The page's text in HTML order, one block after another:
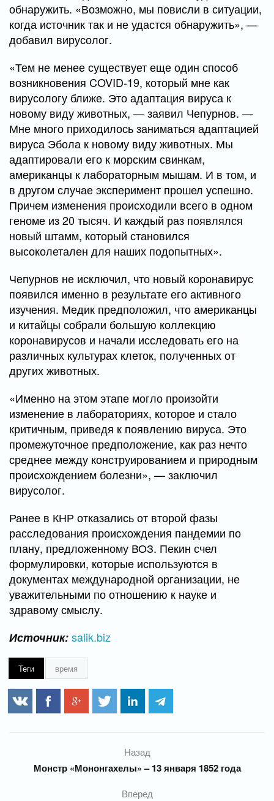
обнаружить. «Возможно, мы повисли в ситуации,
когда источник так и не удастся обнаружить», —
добавил вирусолог.
«Тем не менее существует еще один способ
возникновения COVID-19, который мне как
вирусологу ближе. Это адаптация вируса к
новому виду животных, — заявил Чепурнов. —
Мне много приходилось заниматься адаптацией
вируса Эбола к новому виду животных. Мы
адаптировали его к морским свинкам,
американцы к лабораторным мышам. И в том, и
в другом случае эксперимент прошел успешно.
Причем изменения происходили всего в одном
геноме из 20 тысяч. И каждый раз появлялся
новый штамм, который становился
высоколетален для наших подопытных».
Чепурнов не исключил, что новый коронавирус
появился именно в результате его активного
изучения. Медик предположил, что американцы
и китайцы собрали большую коллекцию
коронавирусов и начали исследовать его на
различных культурах клеток, полученных от
других животных.
«Именно на этом этапе могло произойти
изменение в лабораториях, которое и стало
критичным, приведя к появлению вируса. Это
промежуточное предположение, как раз нечто
среднее между конструированием и природным
происхождением болезни», — заключил
вирусолог.
Ранее в КНР отказались от второй фазы
расследования происхождения пандемии по
плану, предложенному ВОЗ. Пекин счел
формулировки, которые используются в
документах международной организации, не
уважительными по отношению к науке и
здравому смыслу.
Источник:salik.biz
Теги время
Назад
Монстр «Мононгахелы» – 13 января 1852 года
Вперед